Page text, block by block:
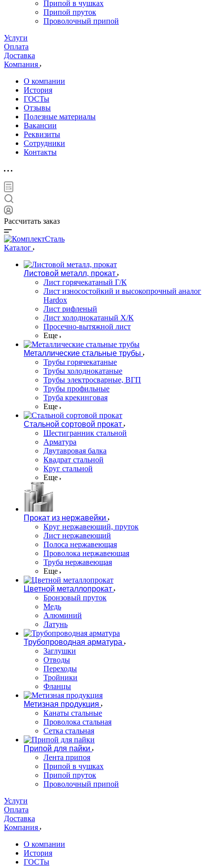
Припой в чушках
Припой пруток
Проволочный припой
Услуги
Оплата
Доставка
Компания
О компании
История
ГОСТы
Отзывы
Полезные материалы
Вакансии
Реквизиты
Сотрудники
Контакты
Рассчитать заказ
Каталог
Листовой металл, прокат
Лист горячекатаный Г/К
Лист износостойкий и высокопрочный аналог
Hardox
Лист рифленый
Лист холоднокатаный Х/К
Просечно-вытяжной лист
Еще
Металлические стальные трубы
Трубы горячекатаные
Трубы холоднокатаные
Трубы электросварные, ВГП
Трубы профильные
Труба крекинговая
Еще
Стальной сортовой прокат
Шестигранник стальной
Арматура
Двутавровая балка
Квадрат стальной
Круг стальной
Еще
Прокат из нержавейки
Круг нержавеющий, пруток
Лист нержавеющий
Полоса нержавеющая
Проволока нержавеющая
Труба нержавеющая
Еще
Цветной металлопрокат
Бронзовый пруток
Медь
Алюминий
Латунь
Трубопроводная арматура
Заглушки
Отводы
Переходы
Тройники
Фланцы
Метизная продукция
Канаты стальные
Проволока стальная
Сетка стальная
Припой для пайки
Лента припоя
Припой в чушках
Припой пруток
Проволочный припой
Услуги
Оплата
Доставка
Компания
О компании
История
ГОСТы